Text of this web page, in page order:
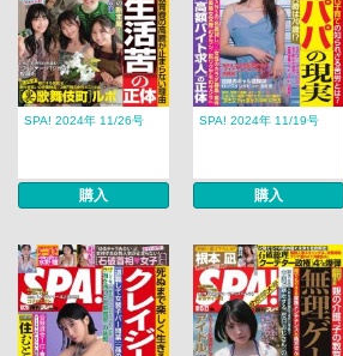
SPA! 2024年 11/26号
購入
SPA! 2024年 11/19号
購入